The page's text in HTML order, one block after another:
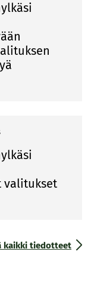
valitukset
kaikki tiedotteet